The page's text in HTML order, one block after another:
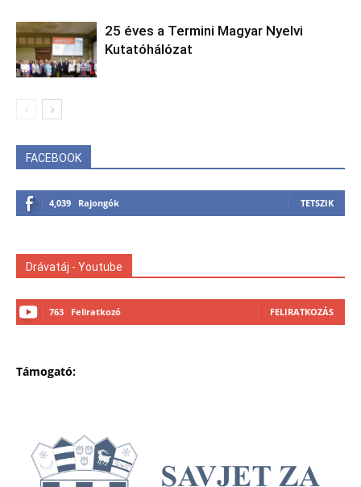
25 éves a Termini Magyar Nyelvi
Kutatóhálózat
FACEBOOK
4,039 Rajongók TETSZIK
Drávatáj - Youtube
763 Feliratkozó FELIRATKOZÁS
Támogató: